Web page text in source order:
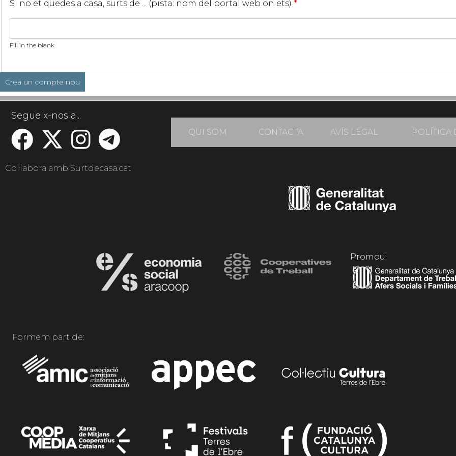
Si no et quedes a casa, surts de ... (pista: nom del portal web on ets) *
Fill in the blank.
Segueix-nos a...
QUI SOM CONTACTA AVÍS LEGAL POLÍTICA
Col·labora amb Surtdecasa.cat
Promou:
Formem part de: